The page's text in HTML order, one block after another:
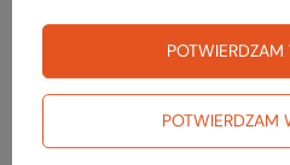
Jak masz jakieś uwagi lub
Pliki do pobrania:
lista co zabrac w gory 3-4 dni
POTWIERDZAM
POTWIERDZAM